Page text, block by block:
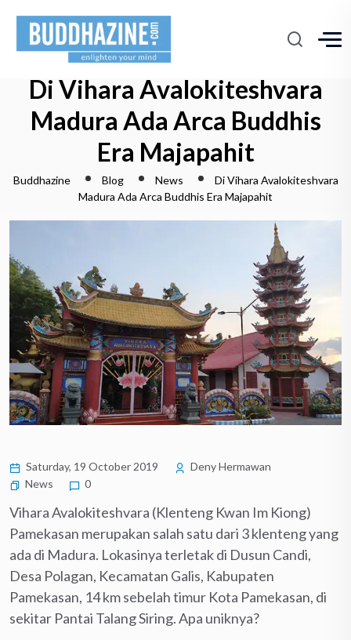
Di Vihara Avalokiteshvara
Madura Ada Arca Buddhis
Era Majapahit
Buddhazine Blog News
Di Vihara Avalokiteshvara
Madura Ada Arca Buddhis Era Majapahit
Saturday, 19 October 2019
Deny Hermawan
News
0
Vihara Avalokiteshvara (Klenteng Kwan Im Kiong)
Pamekasan merupakan salah satu dari 3 klenteng yang
ada di Madura. Lokasinya terletak di Dusun Candi,
Desa Polagan, Kecamatan Galis, Kabupaten
Pamekasan, 14 km sebelah timur Kota Pamekasan, di
sekitar Pantai Talang Siring. Apa uniknya?